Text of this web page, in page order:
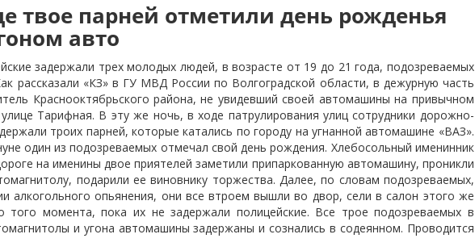
твое парней отметили день рожденья
авто
задержали трех молодых людей, в возрасте от 19 до 21 года, подозреваемых
рассказали «КЗ» в ГУ МВД России по Волгоградской области, в дежурную часть
Краснооктябрьского района, не увидевший своей автомашины на привычном
Тарифная. В эту же ночь, в ходе патрулирования улиц сотрудники дорожно-
троих парней, которые катались по городу на угнанной автомашине «ВАЗ».
один из подозреваемых отмечал свой день рождения. Хлебосольный именинник
на именины двое приятелей заметили припаркованную автомашину, проникли
подарили ее виновнику торжества. Далее, по словам подозреваемых,
алкогольного опьянения, они все втроем вышли во двор, сели в салон этого же
того момента, пока их не задержали полицейские. Все трое подозреваемых в
и угона автомашины задержаны и сознались в содеянном. Проводится